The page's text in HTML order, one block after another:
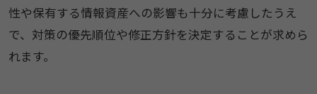
性や保有する情報資産への影響も十分に考慮したうえ
で、対策の優先順位や修正方針を決定することが求めら
れます。